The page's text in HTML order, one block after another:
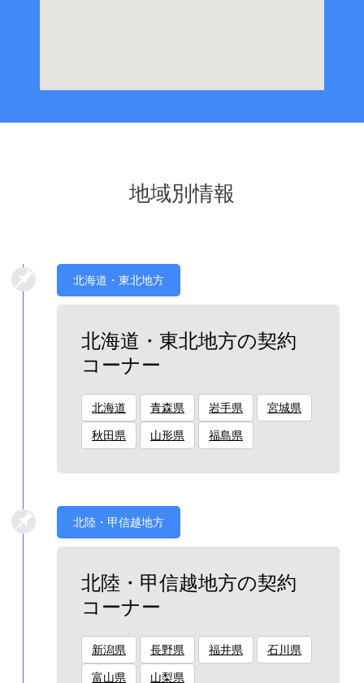
地域別情報
北海道・東北地方
北海道・東北地方の契約
コーナー
北海道 青森県 岩手県 宮城県
秋田県 山形県 福島県
北陸・甲信越地方
北陸・甲信越地方の契約
コーナー
新潟県 長野県 福井県 石川県
富山県 山梨県